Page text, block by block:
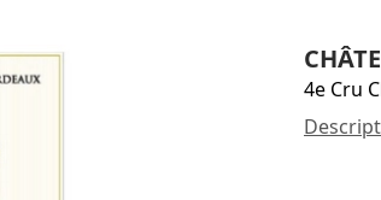
4e Cru